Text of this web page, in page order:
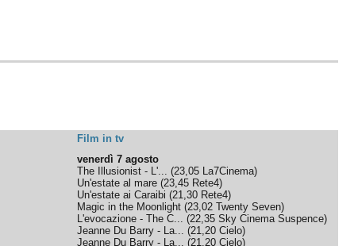
Film in tv
venerdì 7 agosto
The Illusionist - L'... (23,05 La7Cinema)
Un'estate al mare (23,45 Rete4)
Un'estate ai Caraibi (21,30 Rete4)
Magic in the Moonlight (23,02 Twenty Seven)
L'evocazione - The C... (22,35 Sky Cinema Suspence)
Jeanne Du Barry - La... (21,20 Cielo)
Jeanne Du Barry - La... (21,20 Cielo)